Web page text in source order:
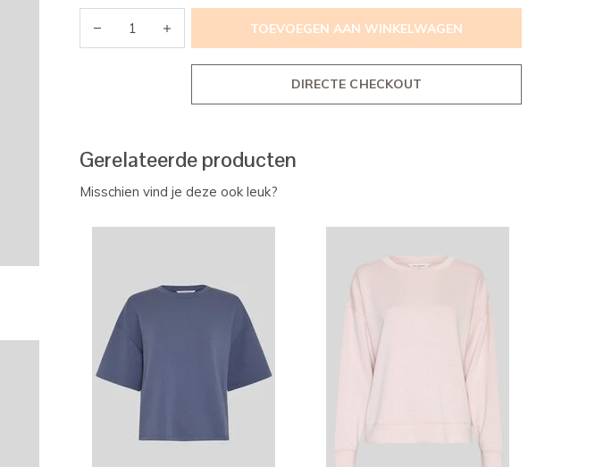
TOEVOEGEN AAN WINKELWAGEN
DIRECTE CHECKOUT
Gerelateerde producten
Misschien vind je deze ook leuk?